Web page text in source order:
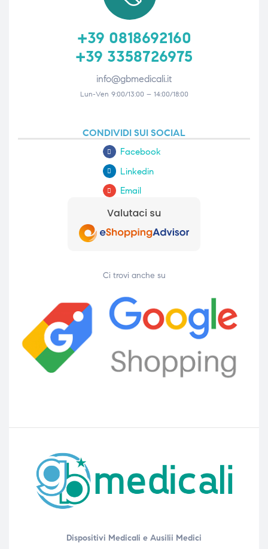
+39 0818692160
+39 3358726975
info@gbmedicali.it
Lun-Ven 9:00/13:00 – 14:00/18:00
CONDIVIDI SUI SOCIAL
Facebook
Linkedin
Email
Ci trovi anche su
Dispositivi Medicali e Ausilii Medici